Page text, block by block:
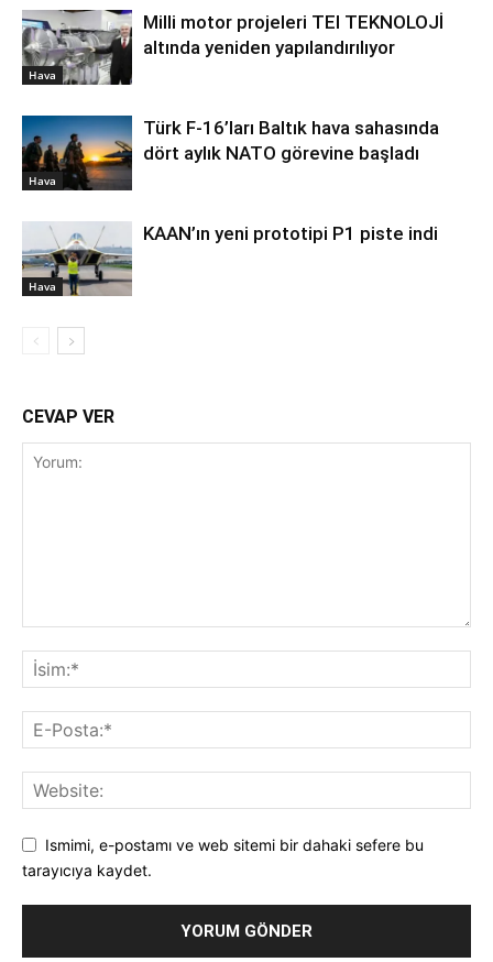
Hava
Milli motor projeleri TEI TEKNOLOJİ
altında yeniden yapılandırılıyor
Hava
Türk F-16’ları Baltık hava sahasında
dört aylık NATO görevine başladı
Hava
KAAN’ın yeni prototipi P1 piste indi
CEVAP VER
Ismimi, e-postamı ve web sitemi bir dahaki sefere bu
tarayıcıya kaydet.